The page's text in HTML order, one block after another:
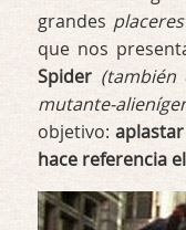
grandes
que nos
Spider (también
mutante-
objetivo:
hace referencia